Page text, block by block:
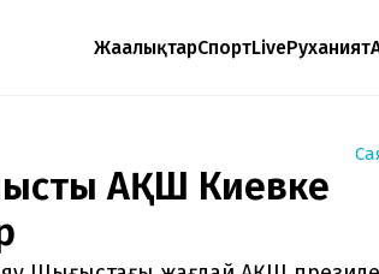
ЖаңалықтарСпортLiveРуханият
АҚШ Киевке